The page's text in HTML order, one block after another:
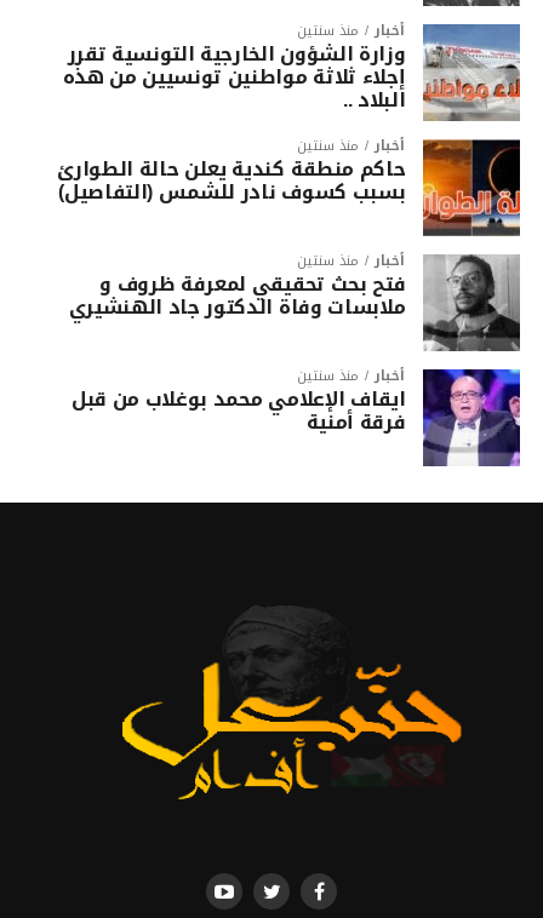
أخبار منذ سنتين
وزارة الشؤون الخارجية التونسية تقرر
إجلاء ثلاثة مواطنين تونسيين من هذه
البلاد ..
أخبار منذ سنتين
حاكم منطقة كندية يعلن حالة الطوارئ
بسبب كسوف نادر للشمس (التفاصيل)
أخبار منذ سنتين
فتح بحث تحقيقي لمعرفة ظروف و
ملابسات وفاة الدكتور جاد الهنشيري
أخبار منذ سنتين
ايقاف الإعلامي محمد بوغلاب من قبل
فرقة أمنية